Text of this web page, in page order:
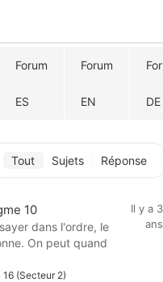
Forum
ES
Forum
EN DE
Tout Sujets Réponse
10
dans l'ordre, le
On peut quand
Il y a 3
ans
16 (Secteur 2)